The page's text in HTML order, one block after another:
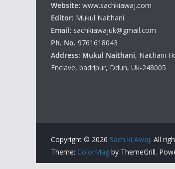
Website: www.sachkiawaj.com
Editor: Mukul Naithani
Email: sachkiawajuk@gmail.com
Ph. No. 9761618043
Address: Mukul Naithani, Naithani
Enclave, badripur, Ddun, Uk-248005
Copyright © 2026 Sach ki Awaj. All
Theme: ColorMag by ThemeGrill.